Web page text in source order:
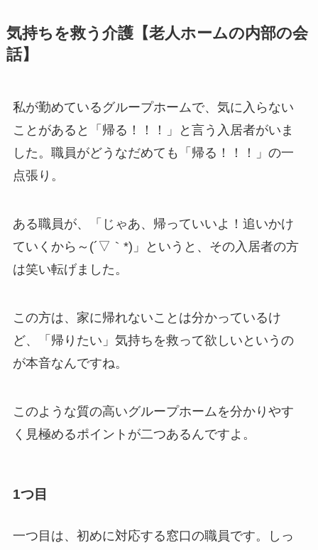
気持ちを救う介護【老人ホームの内部の会
話】
私が勤めているグループホームで、気に入らない
ことがあると「帰る！！！」と言う入居者がいま
した。職員がどうなだめても「帰る！！！」の一
点張り。
ある職員が、「じゃあ、帰っていいよ！追いかけ
ていくから～(´▽｀*)」というと、その入居者の方
は笑い転げました。
この方は、家に帰れないことは分かっているけ
ど、「帰りたい」気持ちを救って欲しいというの
が本音なんですね。
このような質の高いグループホームを分かりやす
く見極めるポイントが二つあるんですよ。
1つ目
一つ目は、初めに対応する窓口の職員です。しっ